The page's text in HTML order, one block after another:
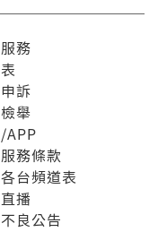
務
訴
舉
APP
務條款
台頻道表
播
良公告